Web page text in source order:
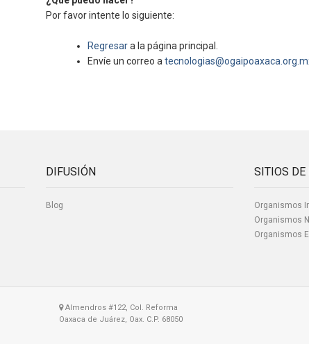
Por favor intente lo siguiente:
Regresara la página principal.
Envíe un correo a
DIFUSIÓN
Blog
SITIOS DE
Organismos
Organismos
Organismos
Almendros #122, Col. Reforma
Oaxaca de Juárez, Oax. C.P. 68050